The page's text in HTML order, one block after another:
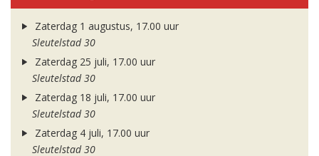
Zaterdag 1 augustus, 17.00 uur
Sleutelstad 30
Zaterdag 25 juli, 17.00 uur
Sleutelstad 30
Zaterdag 18 juli, 17.00 uur
Sleutelstad 30
Zaterdag 4 juli, 17.00 uur
Sleutelstad 30